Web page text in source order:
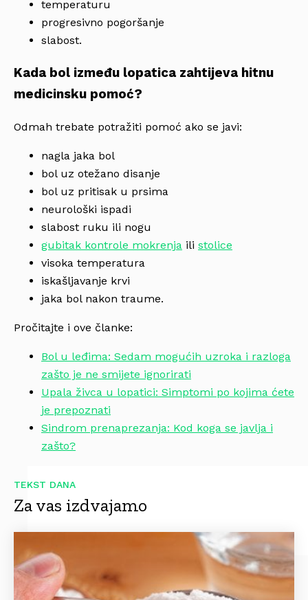
temperaturu
progresivno pogoršanje
slabost.
Kada bol između lopatica zahtijeva hitnu
medicinsku pomoć?
Odmah trebate potražiti pomoć ako se javi:
nagla jaka bol
bol uz otežano disanje
bol uz pritisak u prsima
neurološki ispadi
slabost ruku ili nogu
gubitak kontrole mokrenja ili stolice
visoka temperatura
iskašljavanje krvi
jaka bol nakon traume.
Pročitajte i ove članke:
Bol u leđima: Sedam mogućih uzroka i razloga
zašto je ne smijete ignorirati
Upala živca u lopatici: Simptomi po kojima ćete
je prepoznati
Sindrom prenaprezanja: Kod koga se javlja i
zašto?
TEKST DANA
Za vas izdvajamo